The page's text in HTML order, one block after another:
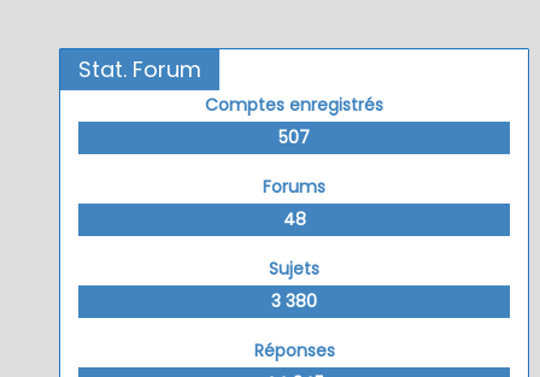
Stat. Forum
Comptes enregistrés
507
Forums
48
Sujets
3 380
Réponses